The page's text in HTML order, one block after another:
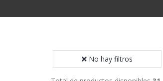
No hay filtros